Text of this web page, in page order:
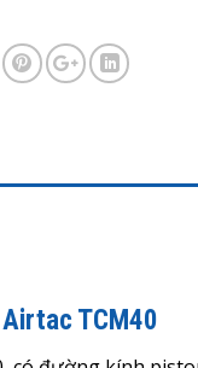
TCM40